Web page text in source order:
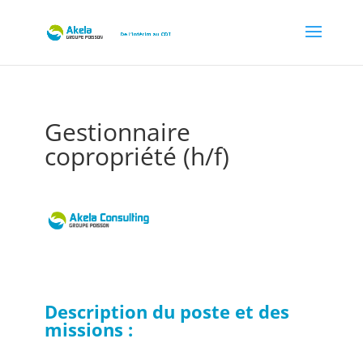
Gestionnaire
copropriété (h/f)
Description du poste et des
missions :